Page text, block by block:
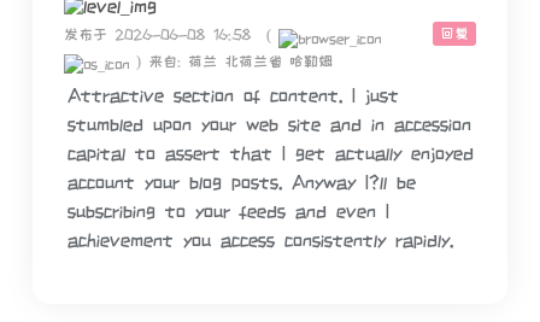
回复
发布于 2026-06-08 16:58
(
) 来自: 荷兰 北荷兰省 哈勒姆
Attractive section of content. I just
stumbled upon your web site and in accession
capital to assert that I get actually enjoyed
account your blog posts. Anyway I?ll be
subscribing to your feeds and even I
achievement you access consistently rapidly.